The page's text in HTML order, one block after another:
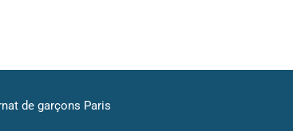
de garçons Paris